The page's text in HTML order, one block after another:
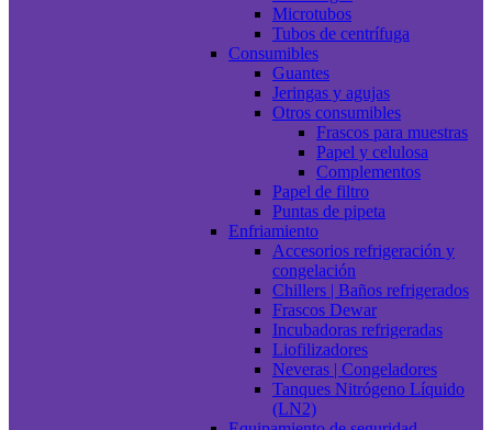
Microtubos
Tubos de centrífuga
Consumibles
Guantes
Jeringas y agujas
Otros consumibles
Frascos para muestras
Papel y celulosa
Complementos
Papel de filtro
Puntas de pipeta
Enfriamiento
Accesorios refrigeración y
congelación
Chillers | Baños refrigerados
Frascos Dewar
Incubadoras refrigeradas
Liofilizadores
Neveras | Congeladores
Tanques Nitrógeno Líquido
(LN2)